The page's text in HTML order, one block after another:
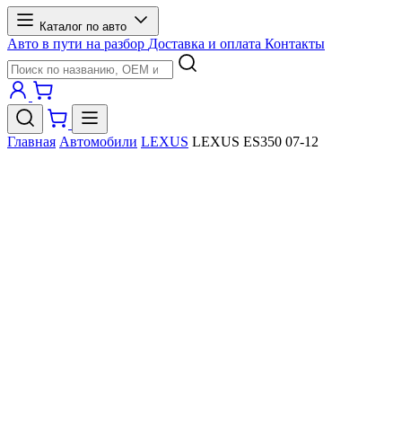
Каталог по авто
Авто в пути на разбор Доставка и оплата Контакты
Главная Автомобили LEXUS LEXUS ES350 07-12